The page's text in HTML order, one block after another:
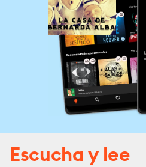
Escucha y lee